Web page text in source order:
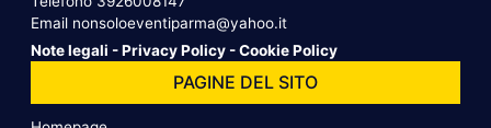
Email nonsoloeventiparma@yahoo.it
Note legali -Privacy Policy -Cookie Policy
PAGINE DEL SITO